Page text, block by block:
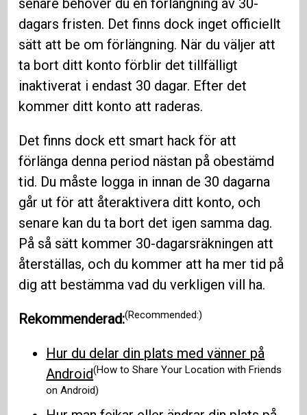
dagars fristen. Det finns dock inget officiellt
sätt att be om förlängning. När du väljer att
ta bort ditt konto förblir det tillfälligt
inaktiverat i endast 30 dagar. Efter det
kommer ditt konto att raderas.
Det finns dock ett smart hack för att
förlänga denna period nästan på obestämd
tid. Du måste logga in innan de 30 dagarna
går ut för att återaktivera ditt konto, och
senare kan du ta bort det igen samma dag.
På så sätt kommer 30-dagarsräkningen att
återställas, och du kommer att ha mer tid på
dig att bestämma vad du verkligen vill ha.
Rekommenderad:(Recommended:)
Hur du delar din plats med vänner på
Android(How to Share Your Location with Friends
on Android)